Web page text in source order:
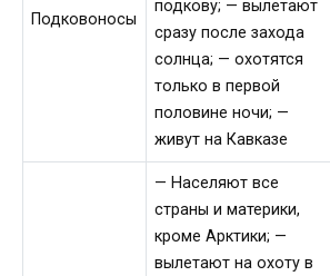
Подковоносы
подкову; — вылетают
сразу после захода
солнца; — охотятся
только в первой
половине ночи; —
живут на Кавказе
— Населяют все
страны и материки,
кроме Арктики; —
вылетают на охоту в